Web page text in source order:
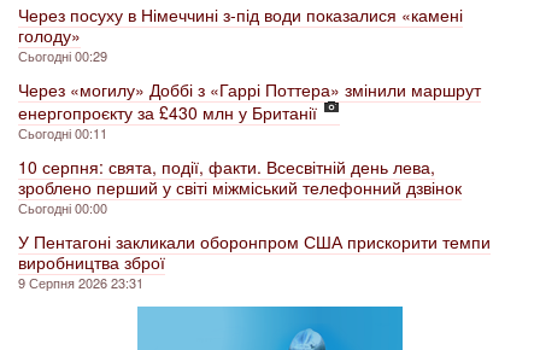
Через посуху в Німеччині з-під води показалися «камені
голоду»
Сьогодні 00:29
Через «могилу» Доббі з «Гаррі Поттера» змінили маршрут
енергопроєкту за £430 млн у Британії
Сьогодні 00:11
10 серпня: свята, події, факти. Всесвітній день лева,
зроблено перший у світі міжміський телефонний дзвінок
Сьогодні 00:00
У Пентагоні закликали оборонпром США прискорити темпи
виробництва зброї
9 Серпня 2026 23:31